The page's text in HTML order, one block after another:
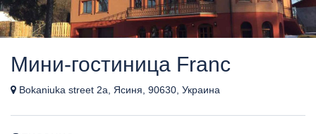
Мини-гостиница Franc
Bokaniuka street 2a, Ясиня, 90630, Украина